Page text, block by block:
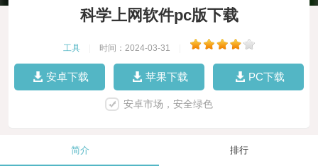
科学上网软件pc版下载
工具 时间：2024-03-31
安卓下载 苹果下载 PC下载
安卓市场，安全绿色
简介 排行